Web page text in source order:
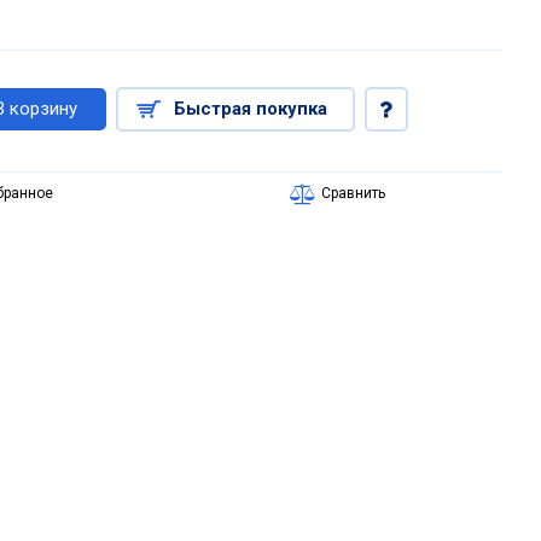
корзину Быстрая покупка
Сравнить